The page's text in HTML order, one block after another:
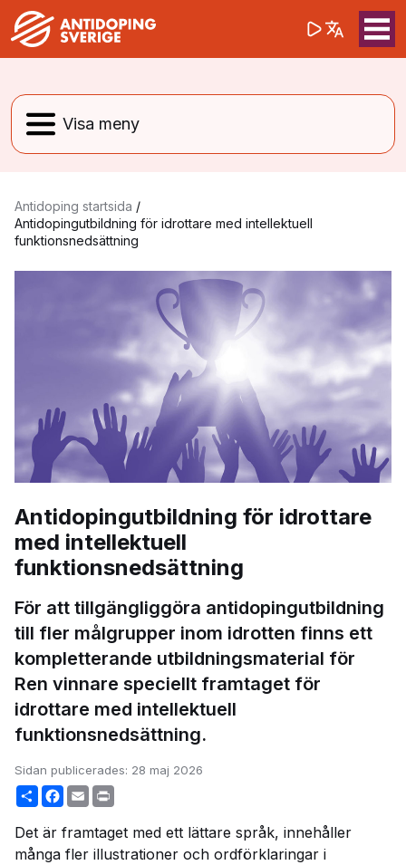
Sök på(opens in a
Antidoping startsida /
Antidopingutbildning för idrottare med intellektuell
funktionsnedsättning
Antidopingutbildning för idrottare
med intellektuell
funktionsnedsättning
För att tillgängliggöra antidopingutbildning
till fler målgrupper inom idrotten finns ett
kompletterande utbildningsmaterial för
Ren vinnare speciellt framtaget för
idrottare med intellektuell
funktionsnedsättning.
Sidan publicerades: 28 maj 2026
ShareFacebook
Email
Det är framtaget med ett lättare språk, innehåller
många fler illustrationer och ordförklaringar i